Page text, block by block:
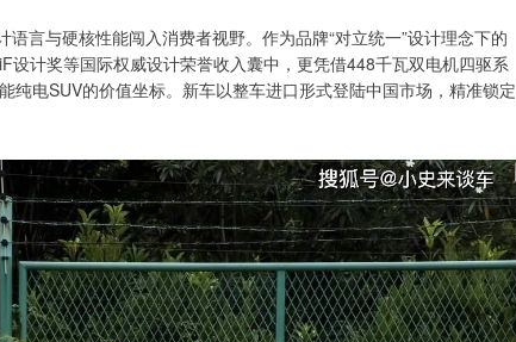
言与硬核性能闯入消费者视野。作为品牌“对立统一”设计理念下的
设计奖等国际权威设计荣誉收入囊中，更凭借448千瓦双电机四驱系
电SUV的价值坐标。新车以整车进口形式登陆中国市场，精准锁定